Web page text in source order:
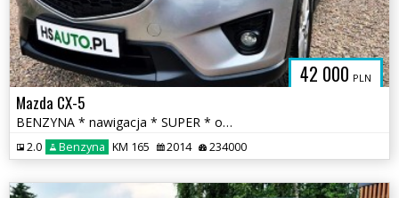
42 000 PLN
Mazda CX-5
BENZYNA * nawigacja * SUPER * okazja * ATRAKCYJNY WYGLĄD * polecamy
2.0 Benzyna KM 165 2014 234000